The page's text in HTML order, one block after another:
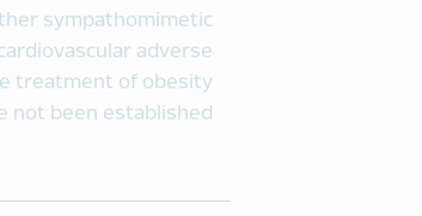
sympathomimetic
adverse
treatment of obesity
not been established.